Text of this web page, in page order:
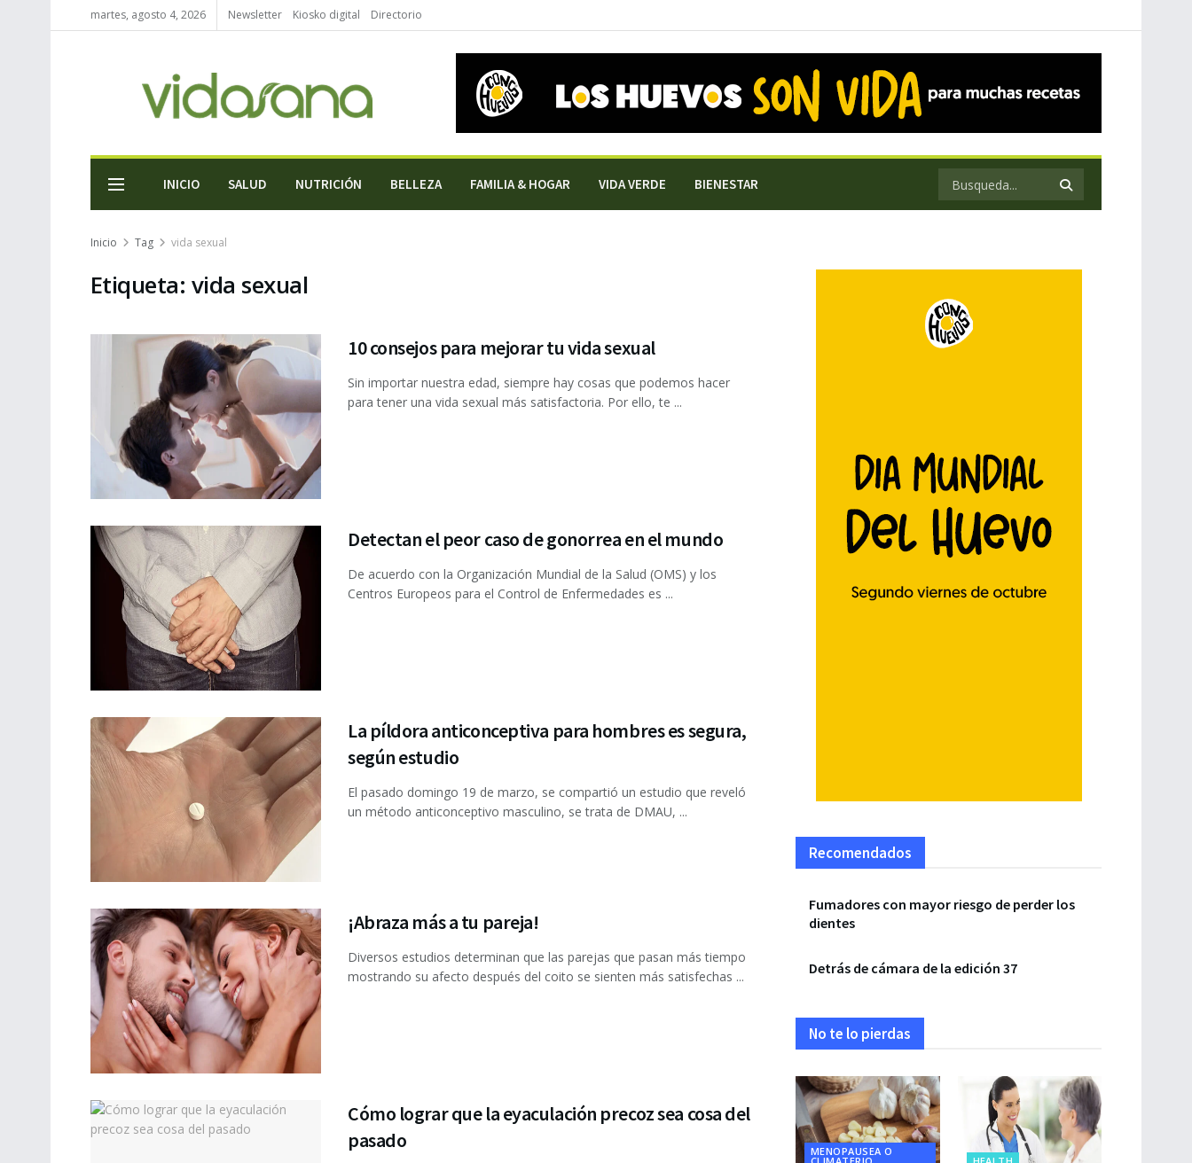
martes, agosto 4, 2026 Newsletter Kiosko digital Directorio
INICIO SALUD NUTRICIÓN BELLEZA FAMILIA & HOGAR VIDA VERDE BIENESTAR
Inicio Tag vida sexual
Etiqueta: vida sexual
10 consejos para mejorar tu vida sexual
Sin importar nuestra edad, siempre hay cosas que podemos hacer
para tener una vida sexual más satisfactoria. Por ello, te ...
Detectan el peor caso de gonorrea en el mundo
De acuerdo con la Organización Mundial de la Salud (OMS) y los
Centros Europeos para el Control de Enfermedades es ...
La píldora anticonceptiva para hombres es segura,
según estudio
El pasado domingo 19 de marzo, se compartió un estudio que reveló
un método anticonceptivo masculino, se trata de DMAU, ...
¡Abraza más a tu pareja!
Diversos estudios determinan que las parejas que pasan más tiempo
mostrando su afecto después del coito se sienten más satisfechas ...
Cómo lograr que la eyaculación precoz sea cosa del
pasado
Recomendados
Fumadores con mayor riesgo de perder los
dientes
Detrás de cámara de la edición 37
No te lo pierdas
MENOPAUSEA O